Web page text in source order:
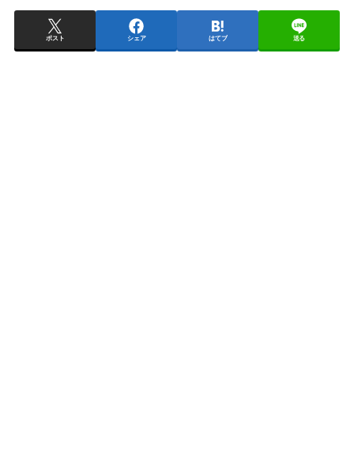
ポスト シェア はてブ 送る